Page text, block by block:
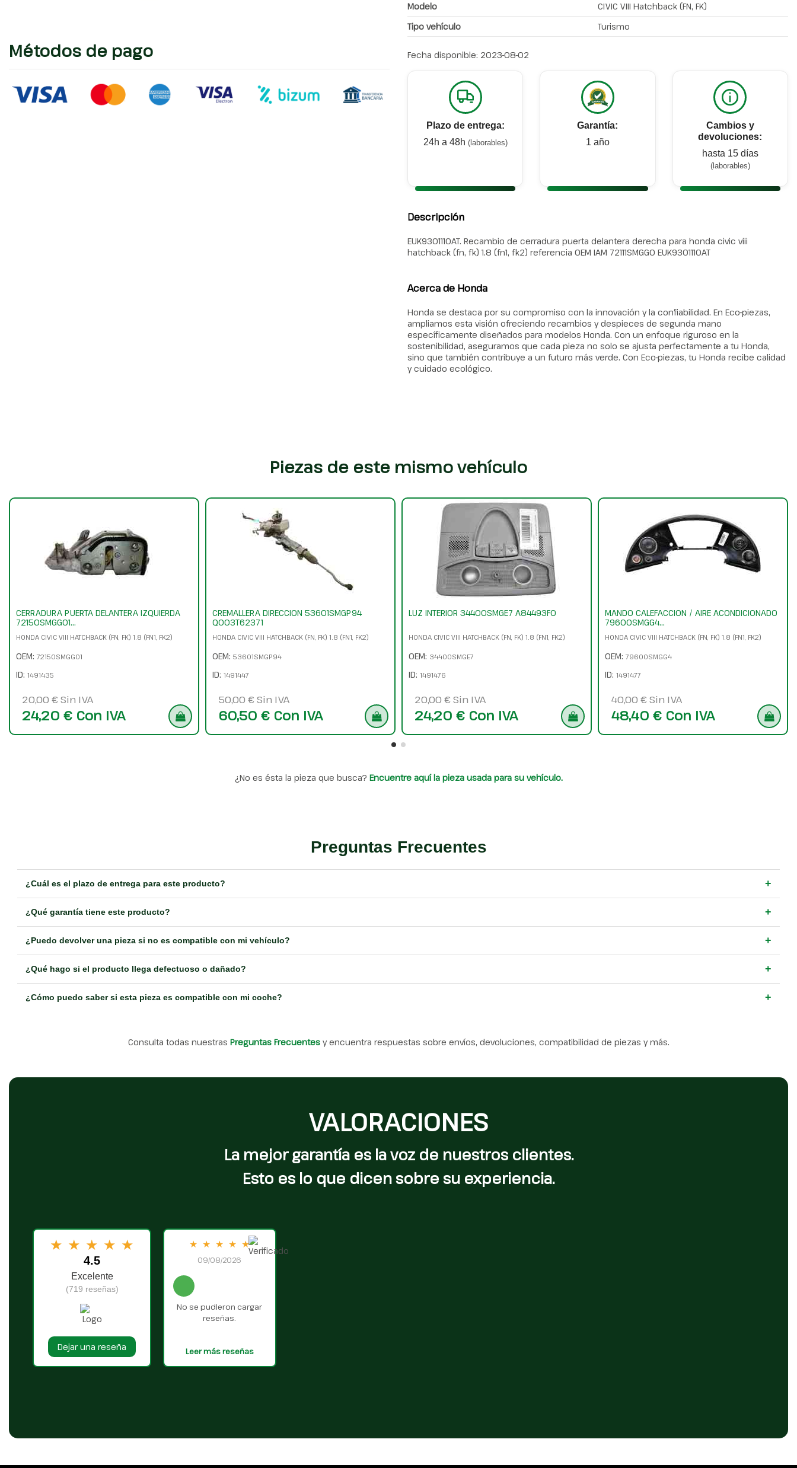
Métodos de pago
Modelo
CIVIC VIII Hatchback (FN, FK)
Tipo vehículo
Turismo
Fecha disponible: 2023-08-02
Plazo de entrega:
24h a 48h (laborables)
Garantía:
1 año
Cambios y
devoluciones:
hasta 15 días
(laborables)
Descripción
EUK9301110AT. Recambio de cerradura puerta delantera derecha para honda civic viii
hatchback (fn, fk) 1.8 (fn1, fk2) referencia OEM IAM 72111SMGG0 EUK9301110AT
Acerca de Honda
Honda se destaca por su compromiso con la innovación y la confiabilidad. En Eco-piezas,
ampliamos esta visión ofreciendo recambios y despieces de segunda mano
específicamente diseñados para modelos Honda. Con un enfoque riguroso en la
sostenibilidad, aseguramos que cada pieza no solo se ajusta perfectamente a tu Honda,
sino que también contribuye a un futuro más verde. Con Eco-piezas, tu Honda recibe calidad
y cuidado ecológico.
Piezas de este mismo vehículo
CERRADURA PUERTA DELANTERA IZQUIERDA
72150SMGG01...
HONDA CIVIC VIII HATCHBACK (FN, FK) 1.8 (FN1, FK2)
OEM: 72150SMGG01
ID: 1491435
20,00 € Sin IVA
24,20 € Con IVA
CREMALLERA DIRECCION 53601SMGP94
Q003T62371
HONDA CIVIC VIII HATCHBACK (FN, FK) 1.8 (FN1, FK2)
OEM: 53601SMGP94
ID: 1491447
50,00 € Sin IVA
60,50 € Con IVA
LUZ INTERIOR 34400SMGE7 A84493F0
HONDA CIVIC VIII HATCHBACK (FN, FK) 1.8 (FN1, FK2)
OEM: 34400SMGE7
ID: 1491476
20,00 € Sin IVA
24,20 € Con IVA
MANDO CALEFACCION / AIRE ACONDICIONADO
79600SMGG4...
HONDA CIVIC VIII HATCHBACK (FN, FK) 1.8 (FN1, FK2)
OEM: 79600SMGG4
ID: 1491477
40,00 € Sin IVA
48,40 € Con IVA
¿No es ésta la pieza que busca? Encuentre aquí la pieza usada para su vehículo.
Preguntas Frecuentes
¿Cuál es el plazo de entrega para este producto? +
¿Qué garantía tiene este producto? +
¿Puedo devolver una pieza si no es compatible con mi vehículo? +
¿Qué hago si el producto llega defectuoso o dañado? +
¿Cómo puedo saber si esta pieza es compatible con mi coche? +
Consulta todas nuestras Preguntas Frecuentes y encuentra respuestas sobre envíos, devoluciones, compatibilidad de piezas y más.
VALORACIONES
La mejor garantía es la voz de nuestros clientes.
Esto es lo que dicen sobre su experiencia.
★ ★ ★ ★ ★
4.5
Excelente
(719 reseñas)
Dejar una reseña
★ ★ ★ ★ ★
09/08/2026
No se pudieron cargar
reseñas.
Leer más reseñas